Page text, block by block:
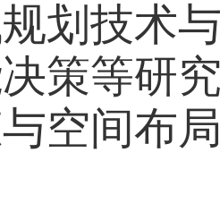
划技术
策等研
空间布